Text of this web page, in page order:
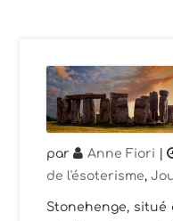
par Anne Fiori |
de l'ésoterisme,
Stonehenge, situé